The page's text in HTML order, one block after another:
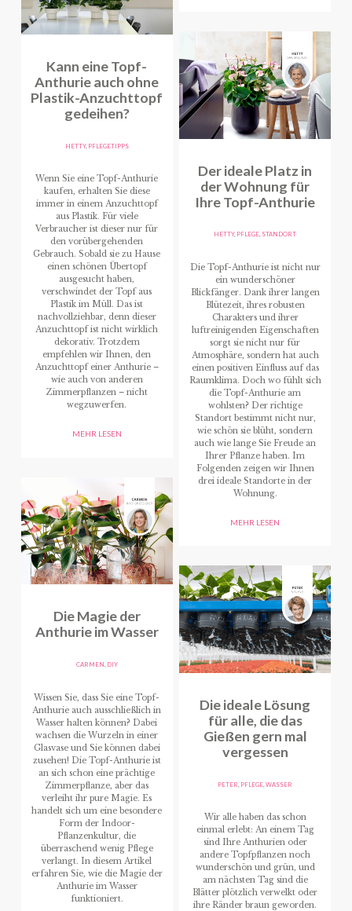
Kann eine Topf-
Anthurie auch ohne
Plastik-Anzuchttopf
gedeihen?
HETTY, PFLEGETIPPS
Wenn Sie eine Topf-Anthurie
kaufen, erhalten Sie diese
immer in einem Anzuchttopf
aus Plastik. Für viele
Verbraucher ist dieser nur für
den vorübergehenden
Gebrauch. Sobald sie zu Hause
einen schönen Übertopf
ausgesucht haben,
verschwindet der Topf aus
Plastik im Müll. Das ist
nachvollziehbar, denn dieser
Anzuchttopf ist nicht wirklich
dekorativ. Trotzdem
empfehlen wir Ihnen, den
Anzuchttopf einer Anthurie –
wie auch von anderen
Zimmerpflanzen – nicht
wegzuwerfen.
MEHR LESEN
Die Magie der
Anthurie im Wasser
CARMEN, DIY
Wissen Sie, dass Sie eine Topf-
Anthurie auch ausschließlich in
Wasser halten können? Dabei
wachsen die Wurzeln in einer
Glasvase und Sie können dabei
zusehen! Die Topf-Anthurie ist
an sich schon eine prächtige
Zimmerpflanze, aber das
verleiht ihr pure Magie. Es
handelt sich um eine besondere
Form der Indoor-
Pflanzenkultur, die
überraschend wenig Pflege
verlangt. In diesem Artikel
erfahren Sie, wie die Magie der
Anthurie im Wasser
funktioniert.
Der ideale Platz in
der Wohnung für
Ihre Topf-Anthurie
HETTY, PFLEGE, STANDORT
Die Topf-Anthurie ist nicht nur
ein wunderschöner
Blickfänger. Dank ihrer langen
Blütezeit, ihres robusten
Charakters und ihrer
luftreinigenden Eigenschaften
sorgt sie nicht nur für
Atmosphäre, sondern hat auch
einen positiven Einfluss auf das
Raumklima. Doch wo fühlt sich
die Topf-Anthurie am
wohlsten? Der richtige
Standort bestimmt nicht nur,
wie schön sie blüht, sondern
auch wie lange Sie Freude an
Ihrer Pflanze haben. Im
Folgenden zeigen wir Ihnen
drei ideale Standorte in der
Wohnung.
MEHR LESEN
Die ideale Lösung
für alle, die das
Gießen gern mal
vergessen
PETER PFLEGE ,WASSER
Wir alle haben das schon
einmal erlebt: An einem Tag
sind Ihre Anthurien oder
andere Topfpflanzen noch
wunderschön und grün, und
am nächsten Tag sind die
Blätter plötzlich verwelkt oder
ihre Ränder braun geworden.